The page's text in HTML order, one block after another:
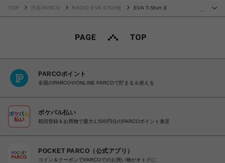
TOP 渋谷PARCO RADIO EVA STORE
EVA T-Shirt β
PARCOポイント
全国のPARCOやONLINE PARCOで貯まる＆使える
ポケパル払い
初回登録＆お買物で最大1,500円分のPARCOポイント進呈
POCKET PARCO（公式アプリ）
コイン＆クーポンでPARCOでのお買い物がオトクに